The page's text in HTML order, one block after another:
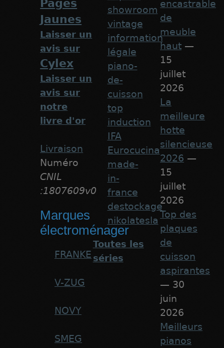
Pages
Jaunes
Laisser un
avis sur
Cylex
Laisser un
avis sur
notre
livre d'or
Livraison
Numéro
CNIL
:1807609v0
Marques
électroménager
FRANKE
V-ZUG
NOVY
SMEG
showroom
vintage
information
légale
piano-
de-
cuisson
top
induction
IFA
Eurocucina
made-
in-
france
destockage
nikolatesla
Toutes les
séries
encastrable
de
meuble
haut —
15
juillet
2026
La
meilleure
hotte
silencieuse
2026 —
15
juillet
2026
Top des
plaques
de
cuisson
aspirantes
— 30
juin
2026
Meilleurs
pianos